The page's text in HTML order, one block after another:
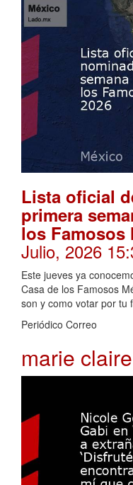
Lista oficial
primera
los Famosos
Julio, 2026
Este jueves ya
Casa de los Famosos
son y como votar por tu
Periódico Correo
marie claire